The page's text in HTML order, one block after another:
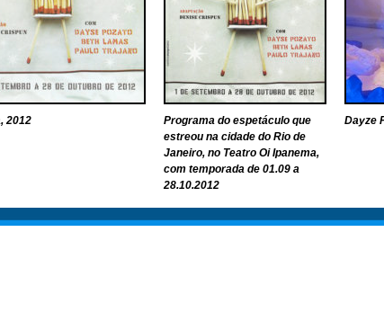
Dayze
Programa do espetáculo que
estreou na cidade do Rio de
Janeiro, no Teatro Oi Ipanema,
com temporada de 01.09 a
28.10.2012
2012